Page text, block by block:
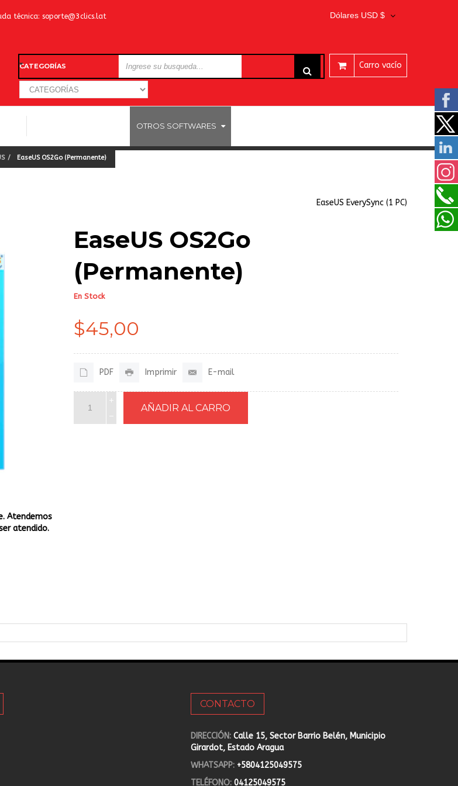
técnica: soporte@3clics.lat Dólares USD $
Carro vacío
CATEGORÍAS
OTROS SOFTWARES
EaseUS OS2Go (Permanente)
EaseUS EverySync (1 PC)
Atendemos
atendido.
EaseUS OS2Go
(Permanente)
En Stock
$45,00
PDF Imprimir E-mail
CONTACTO
DIRECCIÓN: Calle 15, Sector Barrio Belén, Municipio
Girardot, Estado Aragua
WHATSAPP: +5804125049575
TELÉFONO: 04125049575